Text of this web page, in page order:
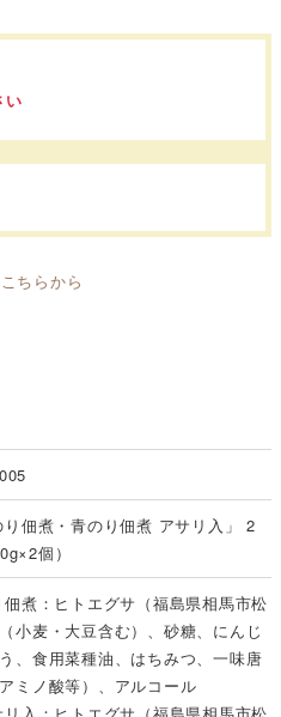
い
こちらから
り佃煮・青のり佃煮 アサリ入」 2
個）
煮：ヒトエグサ（福島県相馬市松
小麦・大豆含む）、砂糖、にんじ
、食用菜種油、はちみつ、一味唐
ミノ酸等）、アルコール